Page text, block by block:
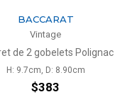
BACCARAT
Vintage
de 2 gobelets Polignac
H: 9.7cm, D: 8.90cm
$383